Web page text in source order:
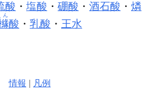
酸 ・ 塩酸 ・ 硼酸 ・ 酒石酸 ・ 燐
ん
酸 ・ 乳酸 ・ 王水
情報 | 凡例